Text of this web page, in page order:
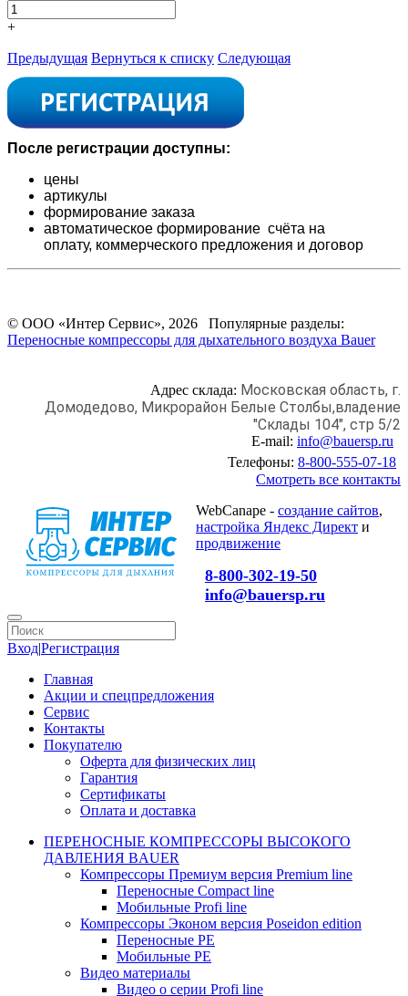
+
Предыдущая Вернуться к списку Следующая
После регистрации доступны:
цены
артикулы
формирование заказа
автоматическое формирование счёта на
оплату, коммерческого предложения и договор
© ООО «Интер Сервис», 2026 Популярные разделы:
Переносные компрессоры для дыхательного воздуха Bauer
Адрес склада: Московская область, г.
Домодедово, Микрорайон Белые Столбы,владение
"Склады 104", стр 5/2
E-mail: info@bauersp.ru
Телефоны: 8-800-555-07-18
Смотреть все контакты
WebCanape - создание сайтов,
настройка Яндекс Директ и
продвижение
8-800-302-19-50
info@bauersp.ru
Вход|Регистрация
Главная
Акции и спецпредложения
Сервис
Контакты
Покупателю
Оферта для физических лиц
Гарантия
Сертификаты
Оплата и доставка
ПЕРЕНОСНЫЕ КОМПРЕССОРЫ ВЫСОКОГО
ДАВЛЕНИЯ BAUER
Компрессоры Премиум версия Premium line
Переносные Compact line
Мобильные Profi line
Компрессоры Эконом версия Poseidon edition
Переносные PE
Мобильные PE
Видео материалы
Видео о серии Profi line